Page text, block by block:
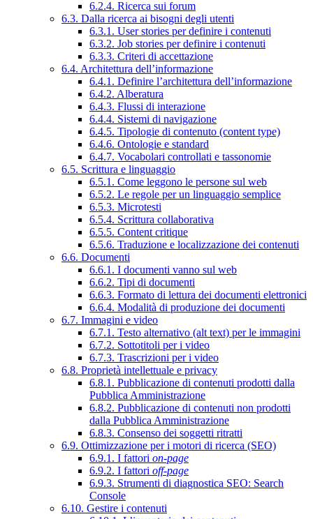
6.2.4. Ricerca sui forum
6.3. Dalla ricerca ai bisogni degli utenti
6.3.1. User stories per definire i contenuti
6.3.2. Job stories per definire i contenuti
6.3.3. Criteri di accettazione
6.4. Architettura dell’informazione
6.4.1. Definire l’architettura dell’informazione
6.4.2. Alberatura
6.4.3. Flussi di interazione
6.4.4. Sistemi di navigazione
6.4.5. Tipologie di contenuto (content type)
6.4.6. Ontologie e standard
6.4.7. Vocabolari controllati e tassonomie
6.5. Scrittura e linguaggio
6.5.1. Come leggono le persone sul web
6.5.2. Le regole per un linguaggio semplice
6.5.3. Microtesti
6.5.4. Scrittura collaborativa
6.5.5. Content critique
6.5.6. Traduzione e localizzazione dei contenuti
6.6. Documenti
6.6.1. I documenti vanno sul web
6.6.2. Tipi di documenti
6.6.3. Formato di lettura dei documenti elettronici
6.6.4. Modalità di produzione dei documenti
6.7. Immagini e video
6.7.1. Testo alternativo (alt text) per le immagini
6.7.2. Sottotitoli per i video
6.7.3. Trascrizioni per i video
6.8. Proprietà intellettuale e privacy
6.8.1. Pubblicazione di contenuti prodotti dalla
Pubblica Amministrazione
6.8.2. Pubblicazione di contenuti non prodotti
dalla Pubblica Amministrazione
6.8.3. Consenso dei soggetti ritratti
6.9. Ottimizzazione per i motori di ricerca (SEO)
6.9.1. I fattori on-page
6.9.2. I fattori off-page
6.9.3. Strumenti di diagnostica SEO: Search
Console
6.10. Gestire i contenuti